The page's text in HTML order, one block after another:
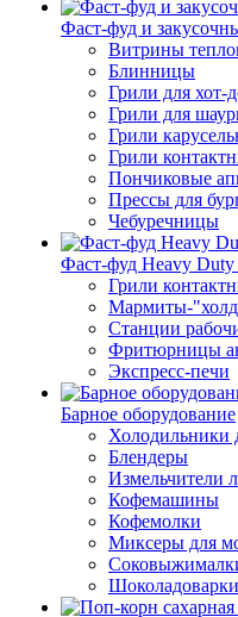
Фаст-фуд и
Витрины
Блинницы
Грили для хот-
Грили для
Грили
Грили
Пончиковые
Прессы для
Чебуречницы
Фаст-фуд Heavy
Грили
Мармиты-
Станции
Фритюрницы
Экспресс-печи
Барное оборудование
Холодильники
Блендеры
Измельчители
Кофемашины
Кофемолки
Миксеры для
Шоколадоварки